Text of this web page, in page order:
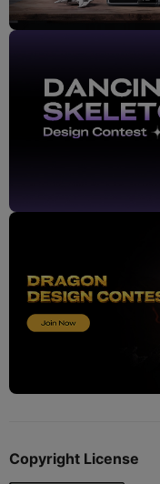
Copyright License